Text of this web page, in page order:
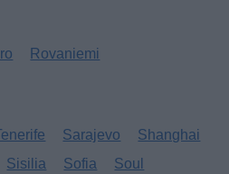
Rovaniemi
Sarajevo
Shanghai
Sisilia Sofia
Soul